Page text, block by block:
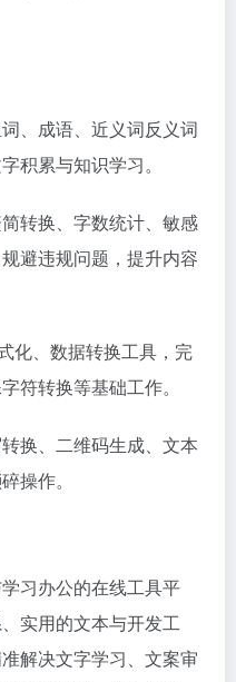
、成语、近义词反义词
积累与知识学习。
简转换、字数统计、敏感
避违规问题，提升内容
化、数据转换工具，完
符转换等基础工作。
换、二维码生成、文本
操作。
习办公的在线工具平
实用的文本与开发工
解决文字学习、文案审